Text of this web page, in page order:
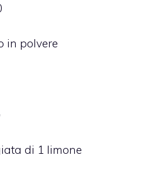
in polvere
di 1 limone